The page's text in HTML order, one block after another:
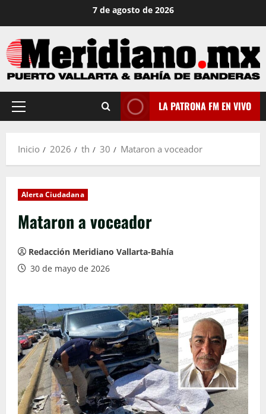
contenido
7 de agosto de 2026
Menú
LA PATRONA FM EN VIVO
Inicio 2026 th 30 Mataron a voceador
Alerta Ciudadana
Mataron a voceador
Redacción Meridiano Vallarta-Bahía
30 de mayo de 2026